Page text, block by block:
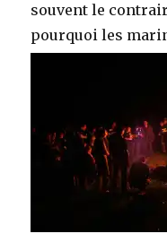
souvent le
pourquoi les